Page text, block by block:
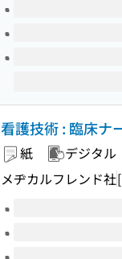
看護技術 : 臨床ナ
紙 デジタル
メヂカルフレンド社
このタイトルの巻号